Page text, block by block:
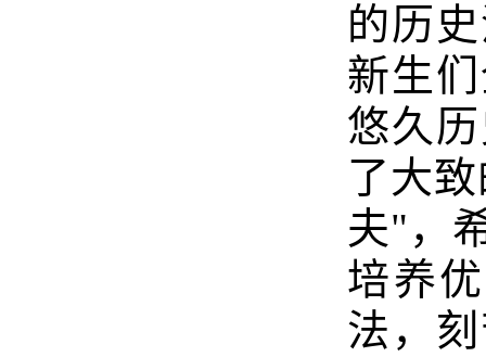
的历
新生
悠久
了大
夫"，
培养
法，